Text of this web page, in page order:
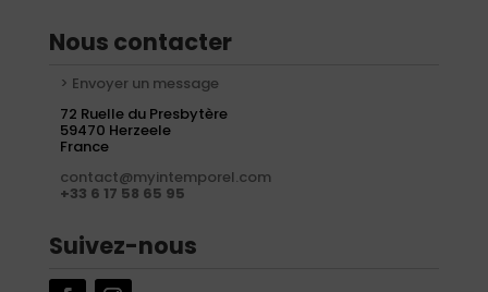
Nous contacter
> Envoyer un message
72 Ruelle du Presbytère
59470 Herzeele
France
contact@myintemporel.com
+33 6 17 58 65 95
Suivez-nous